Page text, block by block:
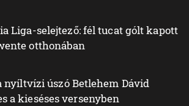
Liga-selejtező: fél tucat gólt kapott
otthonában
nyíltvízi úszó Betlehem Dávid
a kieséses versenyben